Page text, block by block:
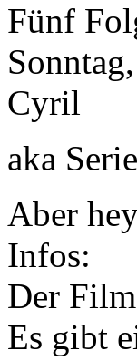
Fünf
Cyril
aka
Aber
Infos:
Der
Es gibt